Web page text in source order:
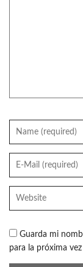
Guarda mi
para la próxima